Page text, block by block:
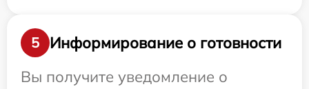
5
Информирование о готовности
Вы получите уведомление о